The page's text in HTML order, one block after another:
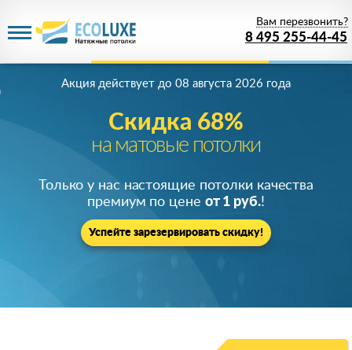
8 495 255-44-45
Вам перезвонить?
Скидка 68%
на матовые потолки
Акция действует до 08 августа 2026 года
Только у нас настоящие потолки качества
премиум по цене от 1 руб.!
Успейте зарезервировать скидку!